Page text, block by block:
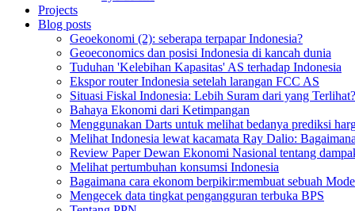
Projects
Blog posts
Geoekonomi (2): seberapa terpapar Indonesia?
Geoeconomics dan posisi Indonesia di kancah dunia
Tuduhan 'Kelebihan Kapasitas' AS terhadap Indonesia
Ekspor router Indonesia setelah larangan FCC AS
Situasi Fiskal Indonesia: Lebih Suram dari yang Terlihat?
Bahaya Ekonomi dari Ketimpangan
Menggunakan Darts untuk melihat bedanya prediksi
Melihat Indonesia lewat kacamata Ray Dalio:
Review Paper Dewan Ekonomi Nasional tentang
Melihat pertumbuhan konsumsi Indonesia
Bagaimana cara ekonom berpikir:membuat sebuah
Mengecek data tingkat pengangguran terbuka BPS